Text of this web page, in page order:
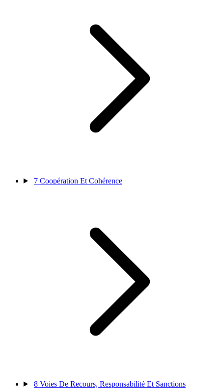
7 Coopération Et Cohérence
8 Voies De Recours, Responsabilité Et Sanctions